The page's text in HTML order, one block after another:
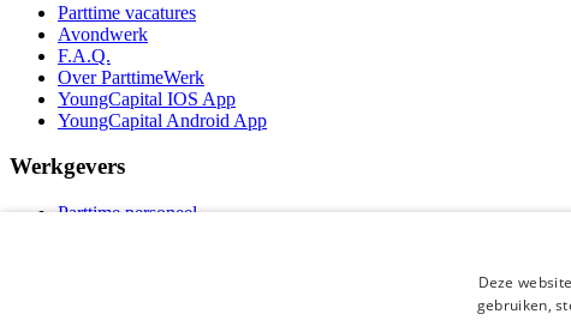
Parttime vacatures
Avondwerk
F.A.Q.
Over ParttimeWerk
YoungCapital IOS App
YoungCapital Android App
Werkgevers
Parttime personeel
Deze
gebruiken,